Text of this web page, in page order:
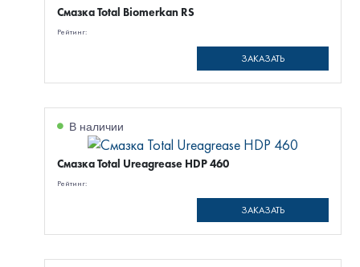
Смазка Total Biomerkan RS
Рейтинг:
ЗАКАЗАТЬ
В наличии
Смазка Total Ureagrease HDP 460
Рейтинг:
ЗАКАЗАТЬ